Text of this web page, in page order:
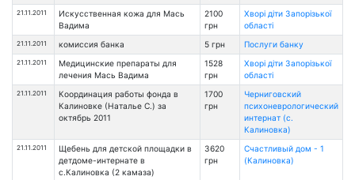
21.11.2011
Искусственная кожа для Мась
Вадима
2100
грн
Хворі діти Запорізької
області
21.11.2011 комиссия банка 5 грн Послуги банку
21.11.2011
Медицинские препараты для
лечения Мась Вадима
1528
грн
Хворі діти Запорізької
області
21.11.2011
Координация работы фонда в
Калиновке (Наталье С.) за
октябрь 2011
1700
грн
Черниговский
психоневрологический
интернат (с.
Калиновка)
21.11.2011
Щебень для детской площадки в
детдоме-интернате в
с.Калиновка (2 камаза)
3620
грн
Счастливый дом - 1
(Калиновка)